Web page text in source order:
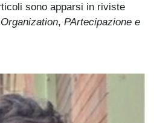
sono apparsi in riviste
, PArtecipazione e